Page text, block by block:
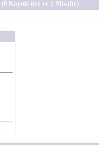
(0 Kayıtlı üye ve 1 Misafir)